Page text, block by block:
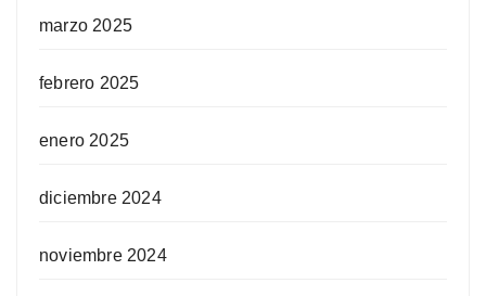
marzo 2025
febrero 2025
enero 2025
diciembre 2024
noviembre 2024